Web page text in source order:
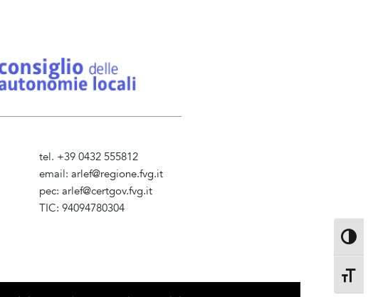
tel. +39 0432 555812
email:arlef@regione.fvg.it
pec:arlef@certgov.fvg.it
TIC: 94094780304